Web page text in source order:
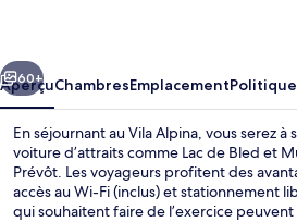
Suivant
60+
AperçuChambresEmplacement
En séjournant au Vila Alpina, vous serez
voiture d’attraits comme Lac de Bled et
Prévôt. Les voyageurs profitent des
accès au Wi-Fi (inclus) et stationnement
qui souhaitent faire de l’exercice